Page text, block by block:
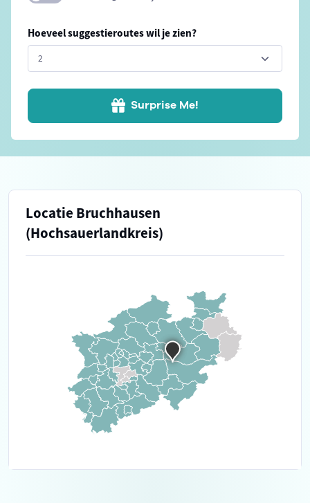
Hoeveel suggestieroutes wil je zien?
Surprise Me!
Locatie Bruchhausen
(Hochsauerlandkreis)